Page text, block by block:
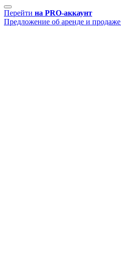
Перейти на PRO-аккаунт
Предложение об аренде и продаже